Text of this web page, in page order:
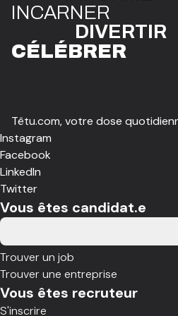
INCARNER
DIVERTIR
CÉLÉBRER
Têtu.com, votre dose
Instagram
Facebook
LinkedIn
Twitter
Vous êtes candidat.e
Trouver un job
Trouver une entreprise
Vous êtes recruteur
S'inscrire